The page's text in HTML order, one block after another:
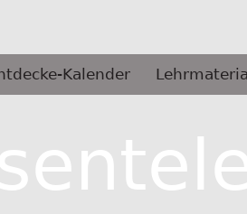
Kalender Lehrmaterial